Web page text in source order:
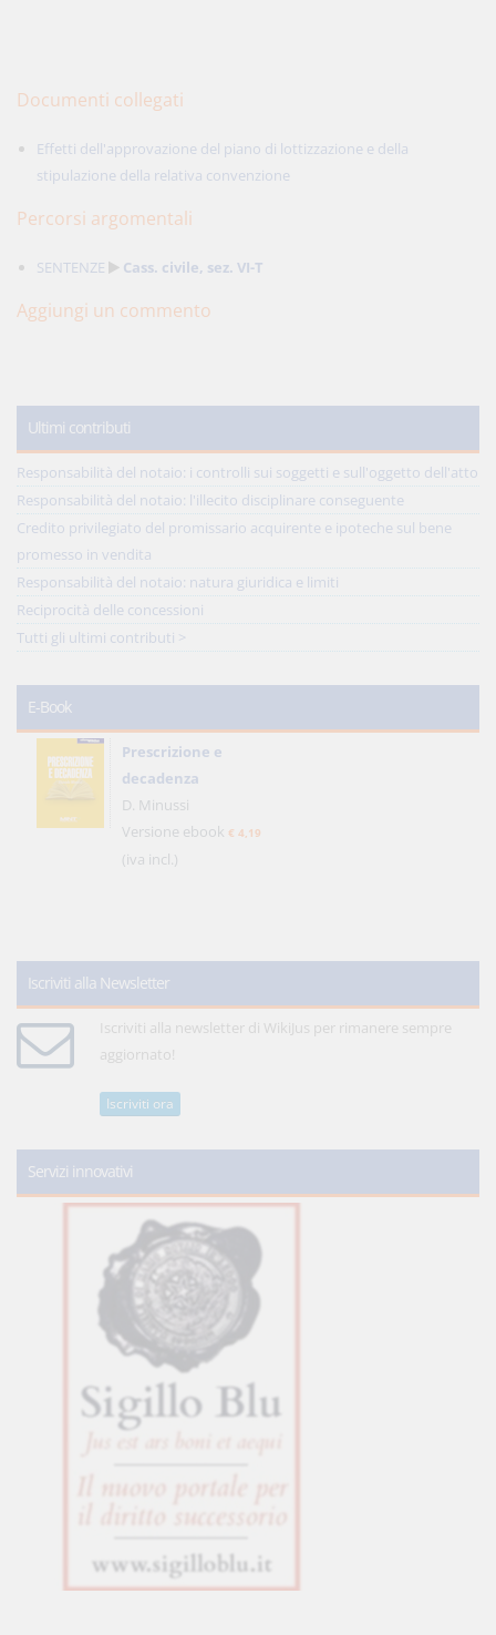
Documenti collegati
Effetti dell'approvazione del piano di lottizzazione e della
stipulazione della relativa convenzione
Percorsi argomentali
SENTENZE Cass. civile, sez. VI-T
Aggiungi un commento
Ultimi contributi
Responsabilità del notaio: i controlli sui soggetti e sull'oggetto dell'atto
Responsabilità del notaio: l'illecito disciplinare conseguente
Credito privilegiato del promissario acquirente e ipoteche sul bene
promesso in vendita
Responsabilità del notaio: natura giuridica e limiti
Reciprocità delle concessioni
Tutti gli ultimi contributi >
E-Book
Prescrizione e
decadenza
D. Minussi
Versione ebook € 4,19
(iva incl.)
Iscriviti alla Newsletter
Iscriviti alla newsletter di WikiJus per rimanere sempre
aggiornato!
Iscriviti ora
Servizi innovativi